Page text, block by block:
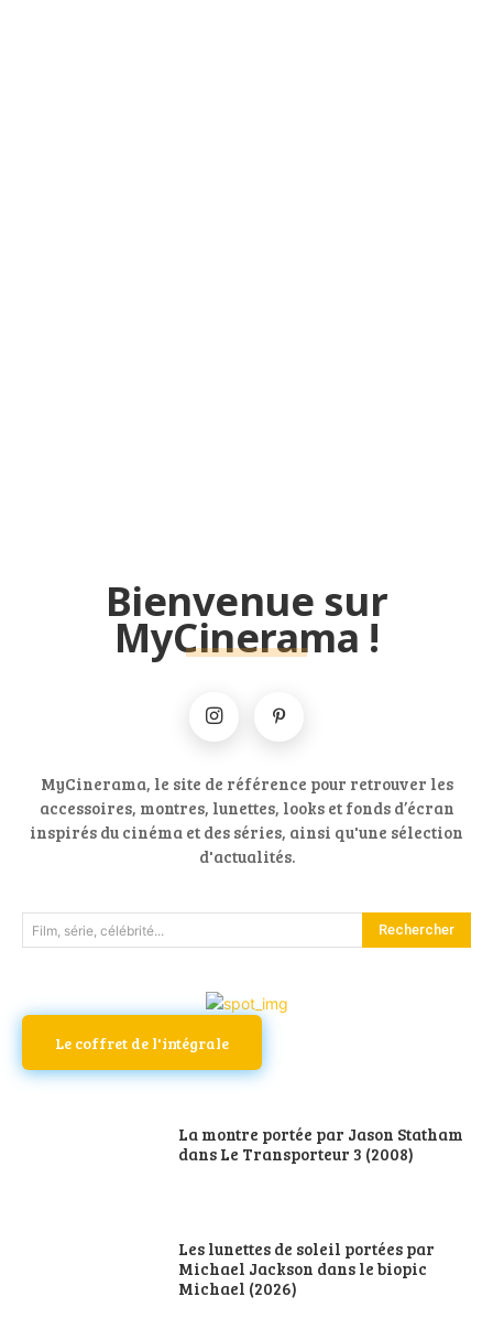
Bienvenue sur
MyCinerama !
MyCinerama, le site de référence pour retrouver les
accessoires, montres, lunettes, looks et fonds d’écran
inspirés du cinéma et des séries, ainsi qu'une sélection
d'actualités.
Film, série, célébrité... Rechercher
Le coffret de l'intégrale
La montre portée par Jason Statham
dans Le Transporteur 3 (2008)
Les lunettes de soleil portées par
Michael Jackson dans le biopic
Michael (2026)